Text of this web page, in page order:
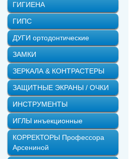
ГИГИЕНА
ГИПС
ДУГИ ортодонтические
ЗАМКИ
ЗЕРКАЛА & КОНТРАСТЕРЫ
ЗАЩИТНЫЕ ЭКРАНЫ / ОЧКИ
ИНСТРУМЕНТЫ
ИГЛЫ инъекционные
КОРРЕКТОРЫ Профессора
Арсениной